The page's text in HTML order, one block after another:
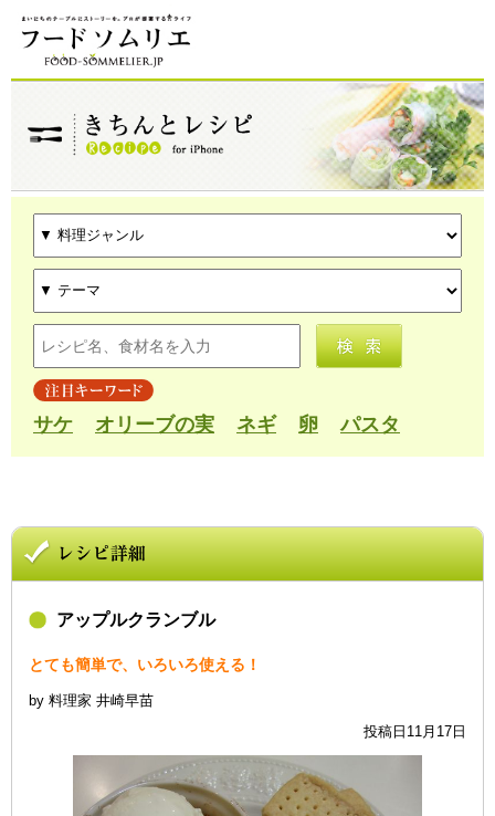
サケ オリーブの実 ネギ 卵 パスタ
アップルクランブル
とても簡単で、いろいろ使える！
by 料理家 井崎早苗
投稿日11月17日